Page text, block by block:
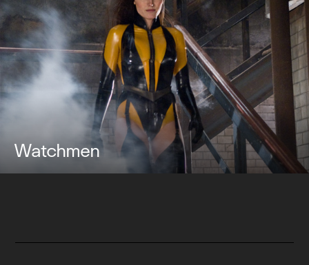
Watchmen